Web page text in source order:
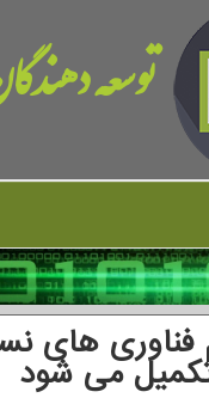
توسعه
های
می شود